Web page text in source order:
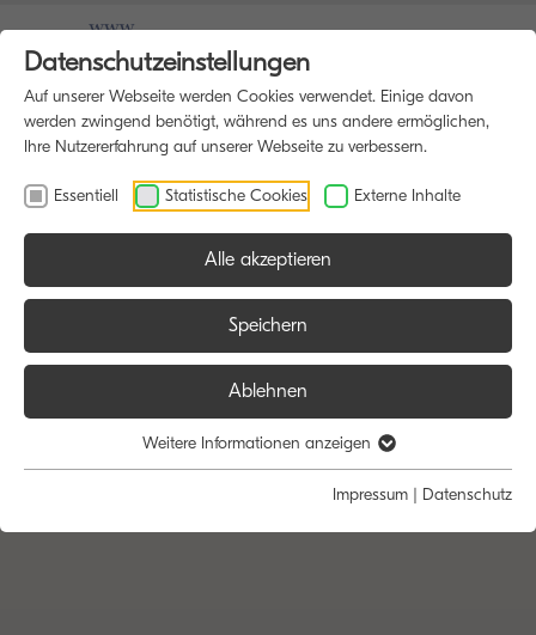
Datenschutzeinstellungen
Auf unserer Webseite werden Cookies verwendet. Einige davon
werden zwingend benötigt, während es uns andere ermöglichen,
Ihre Nutzererfahrung auf unserer Webseite zu verbessern.
Essentiell Statistische Cookies Externe Inhalte
Alle akzeptieren
Speichern
Ablehnen
Weitere Informationen anzeigen
Impressum | Datenschutz